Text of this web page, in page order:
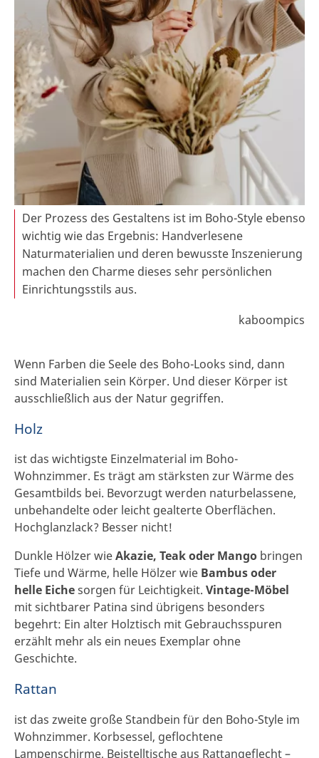
Der Prozess des Gestaltens ist im Boho-Style ebenso
wichtig wie das Ergebnis: Handverlesene
Naturmaterialien und deren bewusste Inszenierung
machen den Charme dieses sehr persönlichen
Einrichtungsstils aus.
kaboompics
Wenn Farben die Seele des Boho-Looks sind, dann
sind Materialien sein Körper. Und dieser Körper ist
ausschließlich aus der Natur gegriffen.
Holz
ist das wichtigste Einzelmaterial im Boho-
Wohnzimmer. Es trägt am stärksten zur Wärme des
Gesamtbilds bei. Bevorzugt werden naturbelassene,
unbehandelte oder leicht gealterte Oberflächen.
Hochglanzlack? Besser nicht!
Dunkle Hölzer wieAkazie, Teak oder Mango bringen
Tiefe und Wärme, helle Hölzer wie Bambus oder
helle Eichesorgen für Leichtigkeit. Vintage-Möbel
mit sichtbarer Patina sind übrigens besonders
begehrt: Ein alter Holztisch mit Gebrauchsspuren
erzählt mehr als ein neues Exemplar ohne
Geschichte.
Rattan
ist das zweite große Standbein für den Boho-Style im
Wohnzimmer. Korbsessel, geflochtene
Lampenschirme, Beistelltische aus Rattangeflecht –